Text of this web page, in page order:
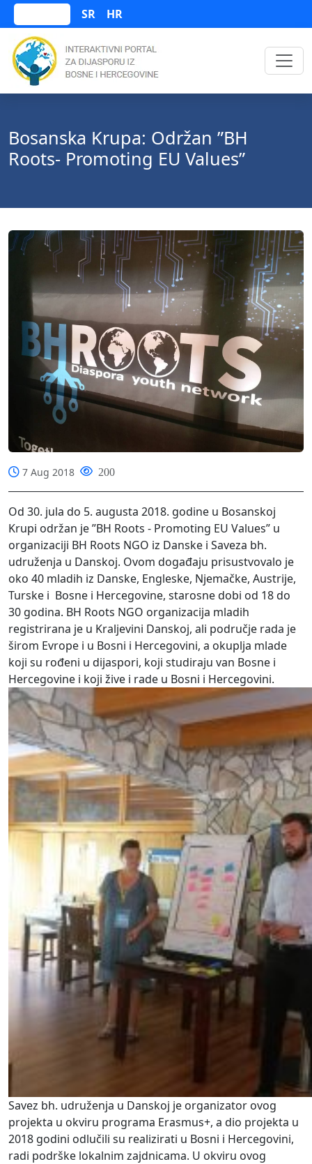
SR HR
Bosanska Krupa: Održan ”BH
Roots- Promoting EU Values”
7 Aug 2018 200
Od 30. jula do 5. augusta 2018. godine u Bosanskoj
Krupi održan je ”BH Roots - Promoting EU Values” u
organizaciji BH Roots NGO iz Danske i Saveza bh.
udruženja u Danskoj. Ovom događaju prisustvovalo je
oko 40 mladih iz Danske, Engleske, Njemačke, Austrije,
Turske i Bosne i Hercegovine, starosne dobi od 18 do
30 godina. BH Roots NGO organizacija mladih
registrirana je u Kraljevini Danskoj, ali područje rada je
širom Evrope i u Bosni i Hercegovini, a okuplja mlade
koji su rođeni u dijaspori, koji studiraju van Bosne i
Hercegovine i koji žive i rade u Bosni i Hercegovini.
Savez bh. udruženja u Danskoj je organizator ovog
projekta u okviru programa Erasmus+, a dio projekta u
2018 godini odlučili su realizirati u Bosni i Hercegovini,
radi podrške lokalnim zajdnicama. U okviru ovog